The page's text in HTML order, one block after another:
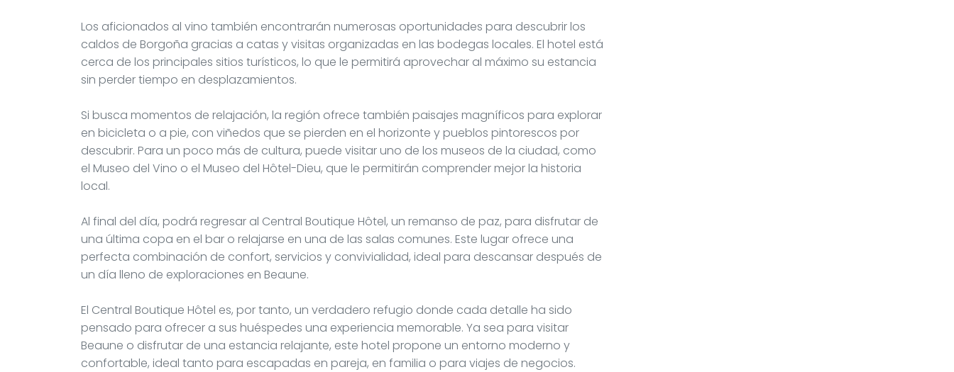
Los aficionados al vino también encontrarán numerosas oportunidades para descubrir los
caldos de Borgoña gracias a catas y visitas organizadas en las bodegas locales. El hotel está
cerca de los principales sitios turísticos, lo que le permitirá aprovechar al máximo su estancia
sin perder tiempo en desplazamientos.
Si busca momentos de relajación, la región ofrece también paisajes magníficos para explorar
en bicicleta o a pie, con viñedos que se pierden en el horizonte y pueblos pintorescos por
descubrir. Para un poco más de cultura, puede visitar uno de los museos de la ciudad, como
el Museo del Vino o el Museo del Hôtel-Dieu, que le permitirán comprender mejor la historia
local.
Al final del día, podrá regresar al Central Boutique Hôtel, un remanso de paz, para disfrutar de
una última copa en el bar o relajarse en una de las salas comunes. Este lugar ofrece una
perfecta combinación de confort, servicios y convivialidad, ideal para descansar después de
un día lleno de exploraciones en Beaune.
El Central Boutique Hôtel es, por tanto, un verdadero refugio donde cada detalle ha sido
pensado para ofrecer a sus huéspedes una experiencia memorable. Ya sea para visitar
Beaune o disfrutar de una estancia relajante, este hotel propone un entorno moderno y
confortable, ideal tanto para escapadas en pareja, en familia o para viajes de negocios.